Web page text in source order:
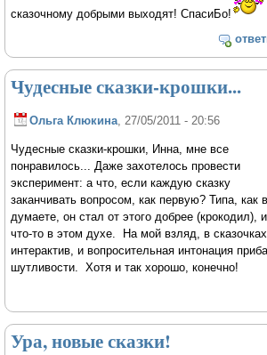
сказочному добрыми выходят! СпасиБо!
Чудесные сказки-крошки...
Ольга Клюкина , 27/05/2011 - 20:56
Чудесные сказки-крошки, Инна, мне все
понравилось... Даже захотелось провести
эксперимент: а что, если каждую сказку
заканчивать вопросом, как первую? Типа, как
думаете, он стал от этого добрее (крокодил),
что-то в этом духе. На мой взляд, в
интерактив, и вопросительная интонация
шутливости. Хотя и так хорошо, конечно!
Ура, новые сказки!